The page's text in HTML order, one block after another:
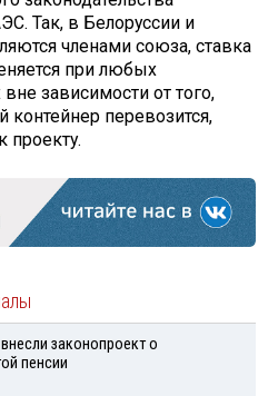
Так, в Белоруссии и
членами союза, ставка
при любых
зависимости от того,
перевозится,
проекту.
законопроект о
пенсии